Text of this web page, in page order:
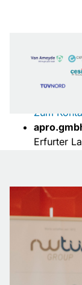
Karte aktuell
RWTÜV
Zum
Erfurter
Cesitec
Zur
cetecom
Im
Zum
cetecom